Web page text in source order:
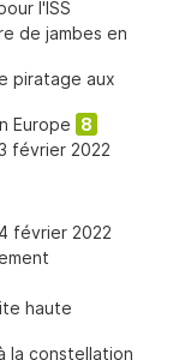
l'ISS
de jambes en
piratage aux
Europe 8
février 2022
février 2022
haute
la constellation